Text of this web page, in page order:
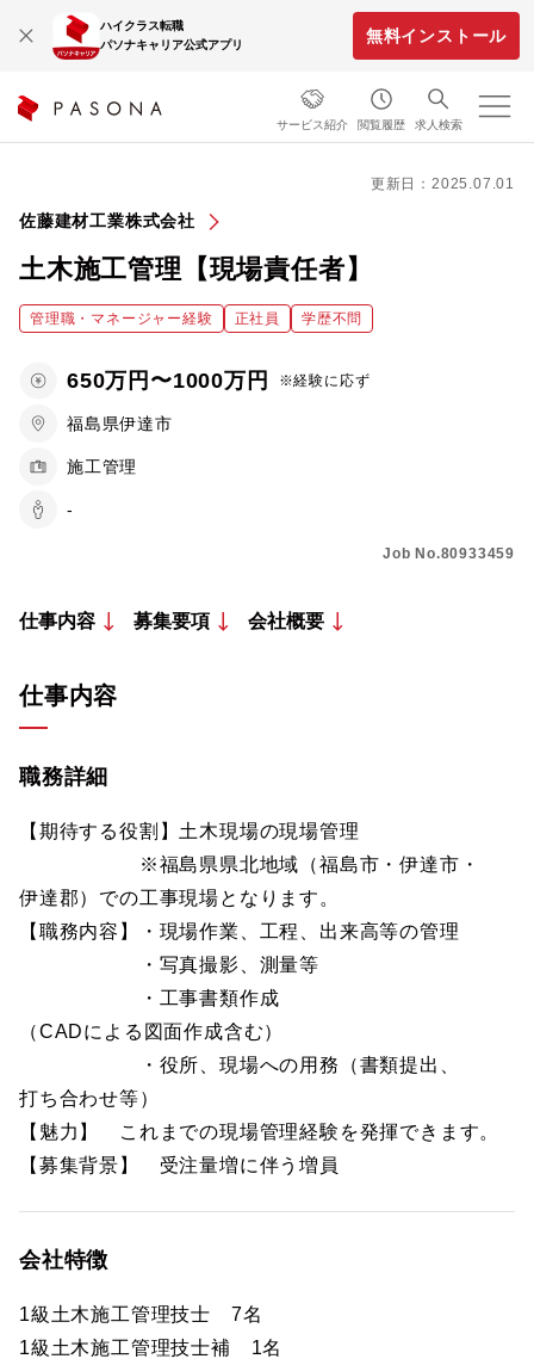
ハイクラス転職
パソナキャリア公式アプリ
無料インストール
サービス紹介 閲覧履歴 求人検索
更新日：2025.07.01
佐藤建材工業株式会社
土木施工管理【現場責任者】
管理職・マネージャー経験 正社員 学歴不問
650万円〜1000万円 ※経験に応ず
福島県伊達市
施工管理
-
Job No.80933459
仕事内容 募集要項 会社概要
仕事内容
職務詳細
【期待する役割】土木現場の現場管理
※福島県県北地域（福島市・伊達市・
伊達郡）での工事現場となります。
【職務内容】・現場作業、工程、出来高等の管理
・写真撮影、測量等
・工事書類作成
（CADによる図面作成含む）
・役所、現場への用務（書類提出、
打ち合わせ等）
【魅力】 これまでの現場管理経験を発揮できます。
【募集背景】 受注量増に伴う増員
会社特徴
1級土木施工管理技士 7名
1級土木施工管理技士補 1名